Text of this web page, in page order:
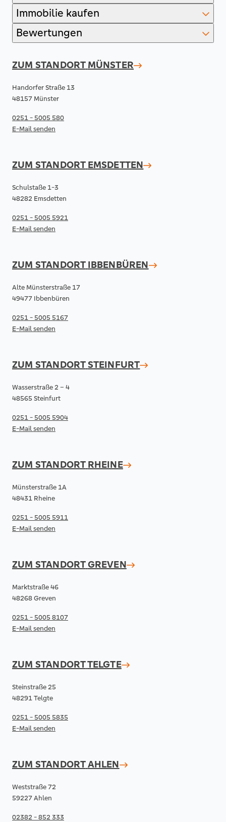
Immobilie kaufen
Bewertungen
ZUM STANDORT MÜNSTER
Handorfer Straße 13
48157 Münster
0251 - 5005 580
E-Mail senden
ZUM STANDORT EMSDETTEN
Schulstaße 1-3
48282 Emsdetten
0251 - 5005 5921
E-Mail senden
ZUM STANDORT IBBENBÜREN
Alte Münsterstraße 17
49477 Ibbenbüren
0251 - 5005 5167
E-Mail senden
ZUM STANDORTSTEINFURT
Wasserstraße 2 – 4
48565 Steinfurt
0251 - 5005 5904
E-Mail senden
ZUM STANDORT RHEINE
Münsterstraße 1A
48431 Rheine
0251 - 5005 5911
E-Mail senden
ZUM STANDORTGREVEN
Marktstraße 46
48268 Greven
0251 - 5005 8107
E-Mail senden
ZUM STANDORTTELGTE
Steinstraße 25
48291 Telgte
0251 - 5005 5835
E-Mail senden
ZUM STANDORTAHLEN
Weststraße 72
59227 Ahlen
02382 - 852 333